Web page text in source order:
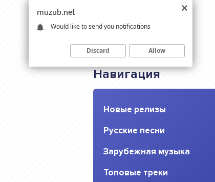
Навигация
Новые релизы
Русские песни
Зарубежная музыка
Топовые треки
muzub.net
Would like to send you notifications
Discard Allow